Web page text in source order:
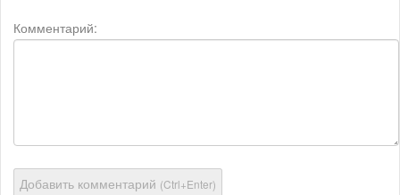
Комментарий:
Добавить комментарий (Ctrl+Enter)